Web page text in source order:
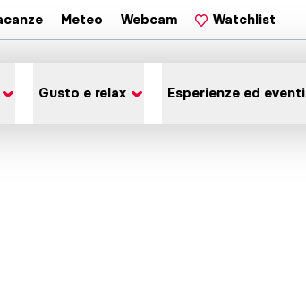
Meteo Webcam Watchlist
Gusto e relax Esperienze ed eventi